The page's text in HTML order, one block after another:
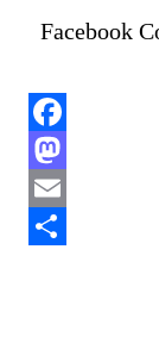
Facebook
Facebook
Mastodon
Email